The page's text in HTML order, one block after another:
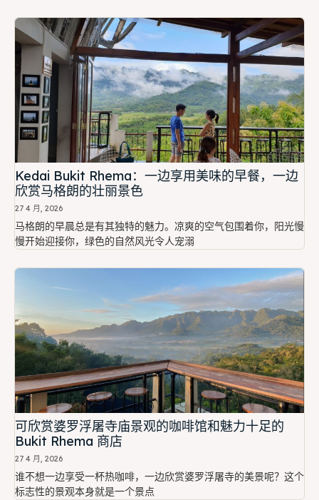
Kedai Bukit Rhema：一边享用美味的早餐，一边
欣赏马格朗的壮丽景色
27 4 月, 2026
马格朗的早晨总是有其独特的魅力。凉爽的空气包围着你，阳光慢
慢开始迎接你，绿色的自然风光令人宠溺
可欣赏婆罗浮屠寺庙景观的咖啡馆和魅力十足的
Bukit Rhema 商店
27 4 月, 2026
谁不想一边享受一杯热咖啡，一边欣赏婆罗浮屠寺的美景呢？这个
标志性的景观本身就是一个景点